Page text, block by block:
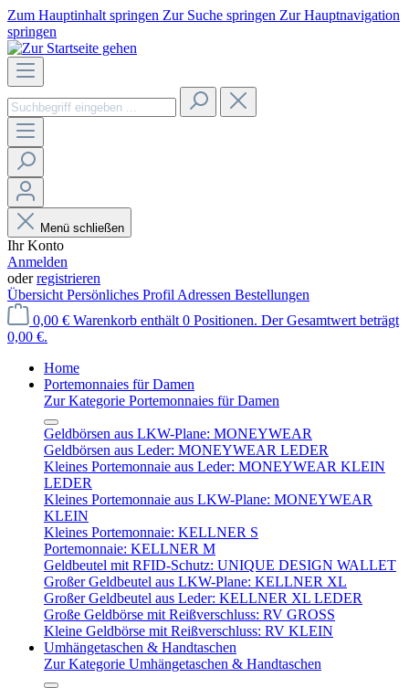
Zum Hauptinhalt springen Zur Suche springen Zur Hauptnavigation
springen
Menü schließen
Ihr Konto
Anmelden
oderregistrieren
Übersicht Persönliches Profil Adressen Bestellungen
0,00 € Warenkorb enthält 0 Positionen. Der Gesamtwert beträgt
0,00 €.
Home
Portemonnaies für Damen
Zur Kategorie Portemonnaies für Damen
Geldbörsen aus LKW-Plane: MONEYWEAR
Geldbörsen aus Leder: MONEYWEAR LEDER
Kleines Portemonnaie aus Leder: MONEYWEAR KLEIN
LEDER
Kleines Portemonnaie aus LKW-Plane: MONEYWEAR
KLEIN
Kleines Portemonnaie: KELLNER S
Portemonnaie: KELLNER M
Geldbeutel mit RFID-Schutz: UNIQUE DESIGN WALLET
Großer Geldbeutel aus LKW-Plane: KELLNER XL
Großer Geldbeutel aus Leder: KELLNER XL LEDER
Große Geldbörse mit Reißverschluss: RV GROSS
Kleine Geldbörse mit Reißverschluss: RV KLEIN
Umhängetaschen & Handtaschen
Zur Kategorie Umhängetaschen & Handtaschen